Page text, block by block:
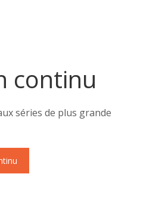
continu
séries de plus grande